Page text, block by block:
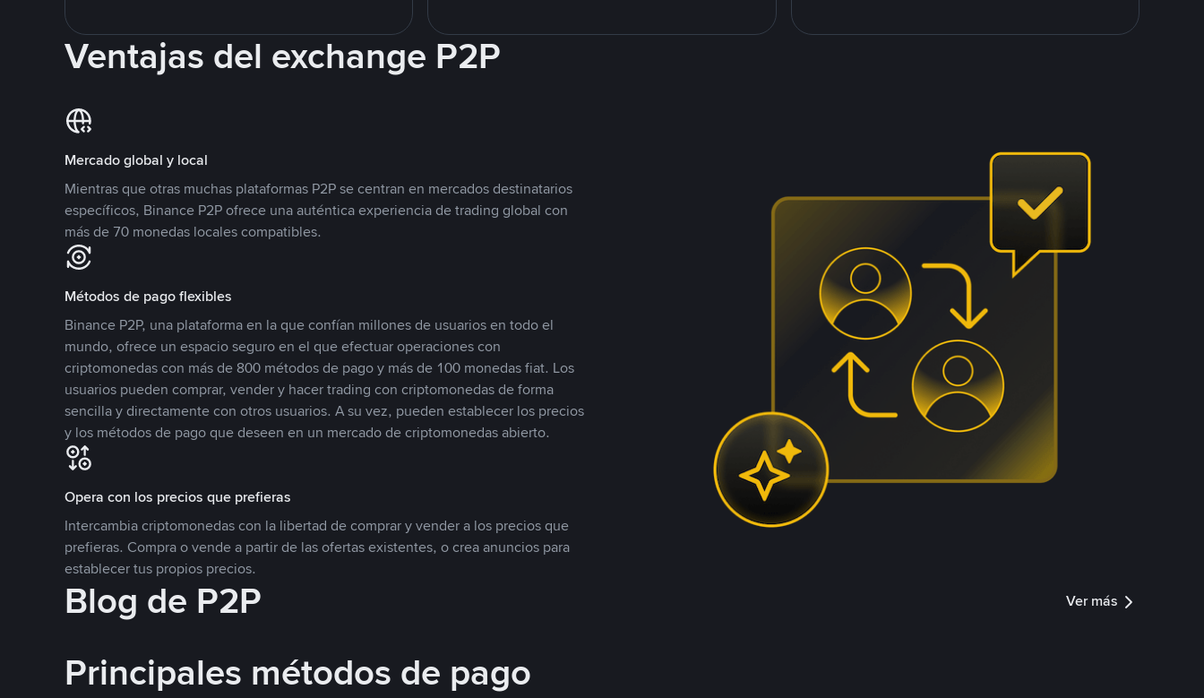
Ventajas del exchange P2P
Mercado global y local
Mientras que otras muchas plataformas P2P se centran en mercados destinatarios
específicos, Binance P2P ofrece una auténtica experiencia de trading global con
más de 70 monedas locales compatibles.
Métodos de pago flexibles
Binance P2P, una plataforma en la que confían millones de usuarios en todo el
mundo, ofrece un espacio seguro en el que efectuar operaciones con
criptomonedas con más de 800 métodos de pago y más de 100 monedas fiat. Los
usuarios pueden comprar, vender y hacer trading con criptomonedas de forma
sencilla y directamente con otros usuarios. A su vez, pueden establecer los precios
y los métodos de pago que deseen en un mercado de criptomonedas abierto.
Opera con los precios que prefieras
Intercambia criptomonedas con la libertad de comprar y vender a los precios que
prefieras. Compra o vende a partir de las ofertas existentes, o crea anuncios para
establecer tus propios precios.
Blog de P2P Ver más
Principales métodos de pago